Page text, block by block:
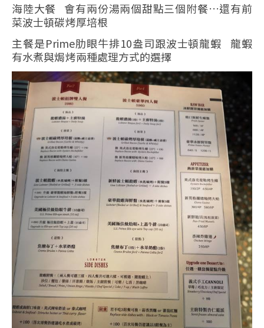
海陸大餐 會有兩份湯兩個甜點三個附餐…還有前
菜波士頓碳烤厚培根
主餐是Prime肋眼牛排10盎司跟波士頓龍蝦 龍蝦
有水煮與焗烤兩種處理方式的選擇